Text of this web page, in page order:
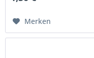
Merken